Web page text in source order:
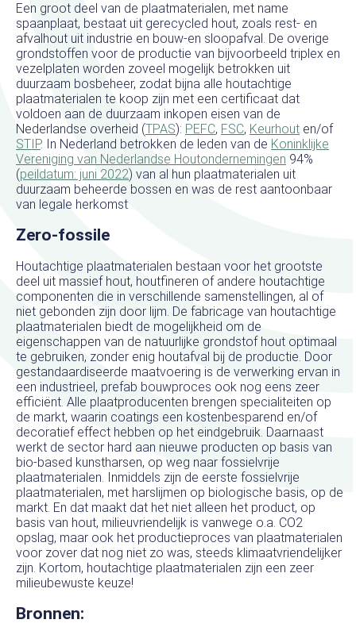
Een groot deel van de plaatmaterialen, met name
spaanplaat, bestaat uit gerecycled hout, zoals rest- en
afvalhout uit industrie en bouw-en sloopafval. De overige
grondstoffen voor de productie van bijvoorbeeld triplex en
vezelplaten worden zoveel mogelijk betrokken uit
duurzaam bosbeheer, zodat bijna alle houtachtige
plaatmaterialen te koop zijn met een certificaat dat
voldoen aan de duurzaam inkopen eisen van de
Nederlandse overheid (TPAS): PEFC, FSC, Keurhout en/of
STIP. In Nederland betrokken de leden van de Koninklijke
Vereniging van Nederlandse Houtondernemingen 94%
(peildatum: juni 2022) van al hun plaatmaterialen uit
duurzaam beheerde bossen en was de rest aantoonbaar
van legale herkomst
Zero-fossile
Houtachtige plaatmaterialen bestaan voor het grootste
deel uit massief hout, houtfineren of andere houtachtige
componenten die in verschillende samenstellingen, al of
niet gebonden zijn door lijm. De fabricage van houtachtige
plaatmaterialen biedt de mogelijkheid om de
eigenschappen van de natuurlijke grondstof hout optimaal
te gebruiken, zonder enig houtafval bij de productie. Door
gestandaardiseerde maatvoering is de verwerking ervan in
een industrieel, prefab bouwproces ook nog eens zeer
efficiënt. Alle plaatproducenten brengen specialiteiten op
de markt, waarin coatings een kostenbesparend en/of
decoratief effect hebben op het eindgebruik. Daarnaast
werkt de sector hard aan nieuwe producten op basis van
bio-based kunstharsen, op weg naar fossielvrije
plaatmaterialen. Inmiddels zijn de eerste fossielvrije
plaatmaterialen, met harslijmen op biologische basis, op de
markt. En dat maakt dat het niet alleen het product, op
basis van hout, milieuvriendelijk is vanwege o.a. CO2
opslag, maar ook het productieproces van plaatmaterialen
voor zover dat nog niet zo was, steeds klimaatvriendelijker
zijn. Kortom, houtachtige plaatmaterialen zijn een zeer
milieubewuste keuze!
Bronnen: